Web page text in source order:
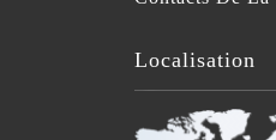
Localisation